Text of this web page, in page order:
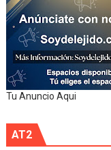
Tu Anuncio Aqui
AT2